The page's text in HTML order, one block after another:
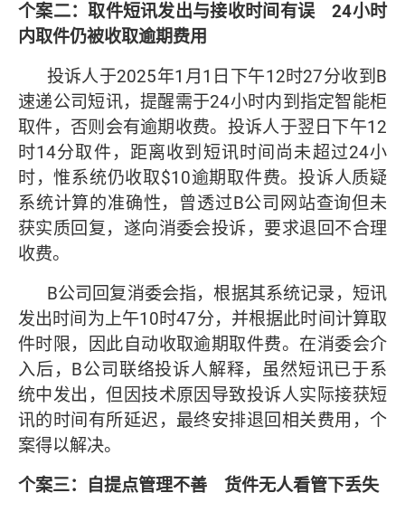
个案二：取件短讯发出与接收时间有误24小时
内取件仍被收取逾期费用
投诉人于2025年1月1日下午12时27分收到B
速递公司短讯，提醒需于24小时内到指定智能柜
取件，否则会有逾期收费。投诉人于翌日下午12
时14分取件，距离收到短讯时间尚未超过24小
时，惟系统仍收取$10逾期取件费。投诉人质疑
系统计算的准确性，曾透过B公司网站查询但未
获实质回复，遂向消委会投诉，要求退回不合理
收费。
B公司回复消委会指，根据其系统记录，短讯
发出时间为上午10时47分，并根据此时间计算取
件时限，因此自动收取逾期取件费。在消委会介
入后，B公司联络投诉人解释，虽然短讯已于系
统中发出，但因技术原因导致投诉人实际接获短
讯的时间有所延迟，最终安排退回相关费用，个
案得以解决。
个案三：自提点管理不善 货件无人看管下丢失